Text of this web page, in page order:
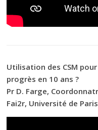
Utilisation des CSM
progrès en 10 ans ?
Pr D. Farge,
Fai2r, Université de Paris